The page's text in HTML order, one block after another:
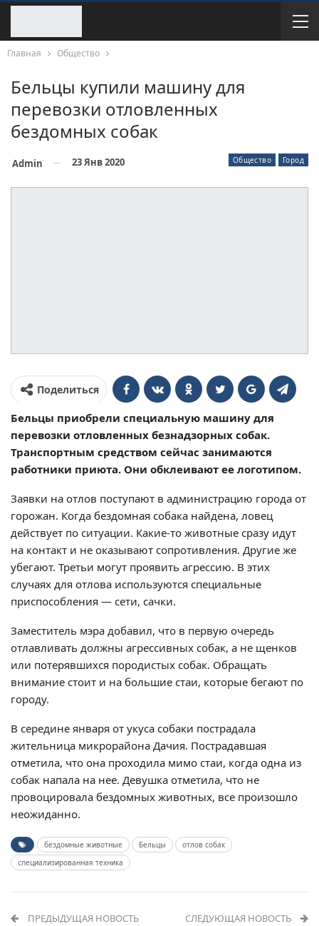
Главная Общество
Бельцы купили машину для
перевозки отловленных
бездомных собак
Общество Город
Admin 23 Янв 2020
Поделиться
Бельцы приобрели специальную машину для
перевозки отловленных безнадзорных собак.
Транспортным средством сейчас занимаются
работники приюта. Они обклеивают ее логотипом.
Заявки на отлов поступают в администрацию города от
горожан. Когда бездомная собака найдена, ловец
действует по ситуации. Какие-то животные сразу идут
на контакт и не оказывают сопротивления. Другие же
убегают. Третьи могут проявить агрессию. В этих
случаях для отлова используются специальные
приспособления — сети, сачки.
Заместитель мэра добавил, что в первую очередь
отлавливать должны агрессивных собак, а не щенков
или потерявшихся породистых собак. Обращать
внимание стоит и на большие стаи, которые бегают по
городу.
В середине января от укуса собаки пострадала
жительница микрорайона Дачия. Пострадавшая
отметила, что она проходила мимо стаи, когда одна из
собак напала на нее. Девушка отметила, что не
провоцировала бездомных животных, все произошло
неожиданно.
бездомные животные Бельцы
отлов собак
специализированная техника
ПРЕДЫДУЩАЯ НОВОСТЬ СЛЕДУЮЩАЯ НОВОСТЬ